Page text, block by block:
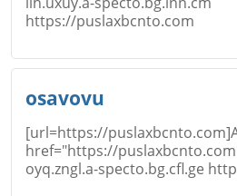
Email
https://puslaxbcnto.com
Email
osavovu
[url=https://
href="https://
oyq.zngl.a-specto.bg.cfl.ge